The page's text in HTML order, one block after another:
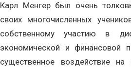
Карл Менгер был очень
своих многочисленных
собственному участию в
экономической и финансовой
существенное воздействие